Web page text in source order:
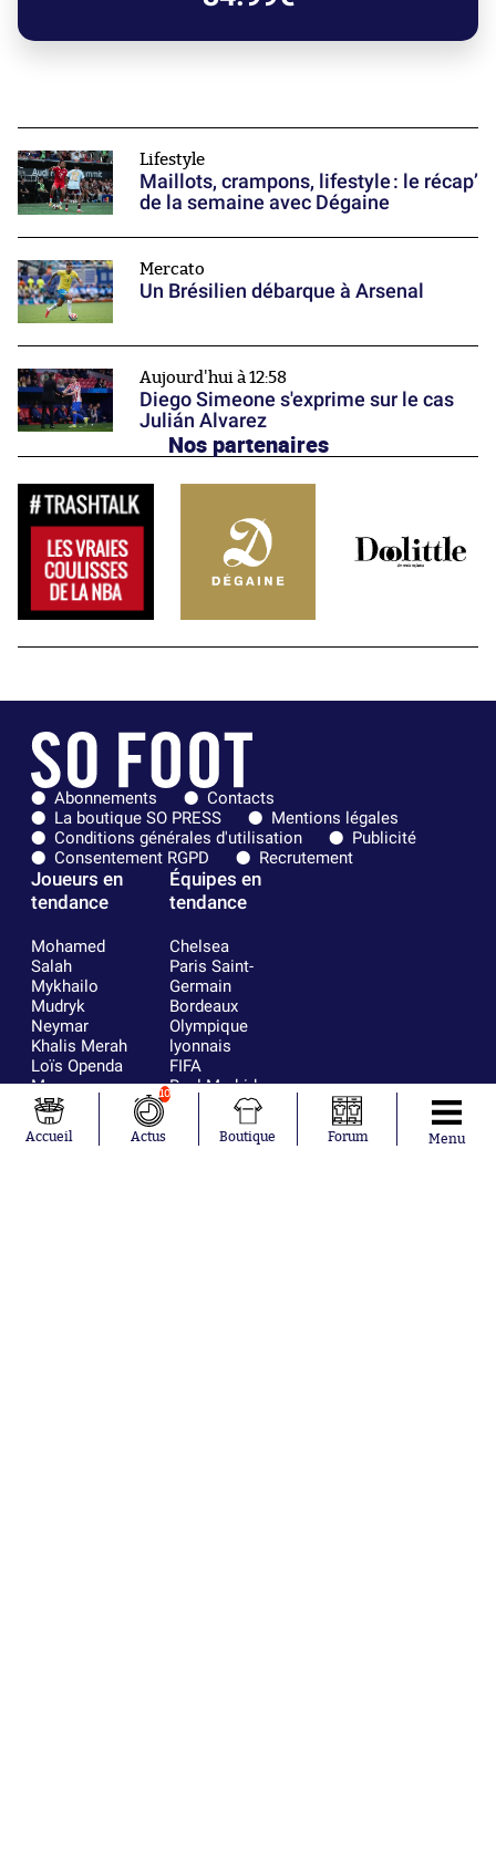
Lifestyle
Maillots, crampons, lifestyle : le récap’
de la semaine avec Dégaine
Mercato
Un Brésilien débarque à Arsenal
Aujourd'hui à 12:58
Diego Simeone s'exprime sur le cas
Julián Alvarez
Nos partenaires
Abonnements
Contacts
La boutique SO PRESS
Mentions légales
Conditions générales d'utilisation
Publicité
Consentement RGPD
Recrutement
Joueurs en
tendance
Mohamed
Salah
Mykhailo
Mudryk
Neymar
Khalis Merah
Loïs Openda
Moussa
Niakhaté
Nicolás
Tagliafico
Équipes en
tendance
Chelsea
Paris Saint-
Germain
Bordeaux
Olympique
lyonnais
FIFA
Real Madrid
RC Strasbourg
France
Accueil
10
Actus Boutique Forum Menu